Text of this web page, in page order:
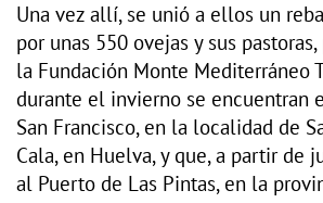
Una vez allí, se unió a ellos un
por unas 550 ovejas y sus
la Fundación Monte Mediterráneo
durante el invierno se encuentran
San Francisco, en la localidad de
Cala, en Huelva, y que, a partir de
al Puerto de Las Pintas, en la